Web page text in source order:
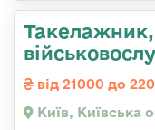
Такелажник,
від 21000 до
Київ, Київська